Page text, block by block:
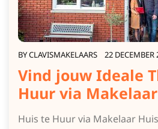
BYCLAVISMAKELAARS 22 DECEMBER
Vind jouw Ideale
Huur via Makelaar
Huis te Huur via Makelaar